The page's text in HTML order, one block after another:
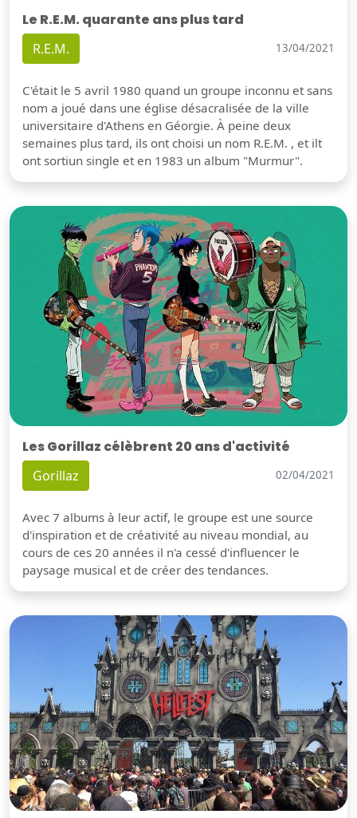
Le R.E.M. quarante ans plus tard
R.E.M. 13/04/2021
C'était le 5 avril 1980 quand un groupe inconnu et sans
nom a joué dans une église désacralisée de la ville
universitaire d'Athens en Géorgie. À peine deux
semaines plus tard, ils ont choisi un nom R.E.M. , et ilt
ont sortiun single et en 1983 un album "Murmur".
Les Gorillaz célèbrent 20 ans d'activité
Gorillaz 02/04/2021
Avec 7 albums à leur actif, le groupe est une source
d'inspiration et de créativité au niveau mondial, au
cours de ces 20 années il n'a cessé d'influencer le
paysage musical et de créer des tendances.